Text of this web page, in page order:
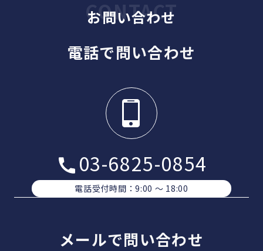
お問い合わせ
電話で問い合わせ
03-6825-0854
電話受付時間：9:00 〜 18:00
メールで問い合わせ